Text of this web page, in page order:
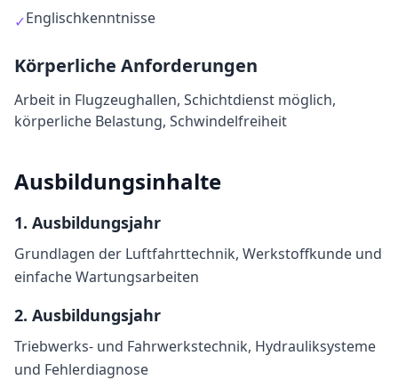
✓Englischkenntnisse
Körperliche Anforderungen
Arbeit in Flugzeughallen, Schichtdienst möglich,
körperliche Belastung, Schwindelfreiheit
Ausbildungsinhalte
1. Ausbildungsjahr
Grundlagen der Luftfahrttechnik, Werkstoffkunde und
einfache Wartungsarbeiten
2. Ausbildungsjahr
Triebwerks- und Fahrwerkstechnik, Hydrauliksysteme
und Fehlerdiagnose